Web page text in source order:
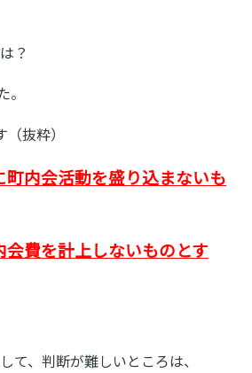
？
抜粋）
内会活動を盛り込まないも
費を計上しないものとす
て、判断が難しいところは、